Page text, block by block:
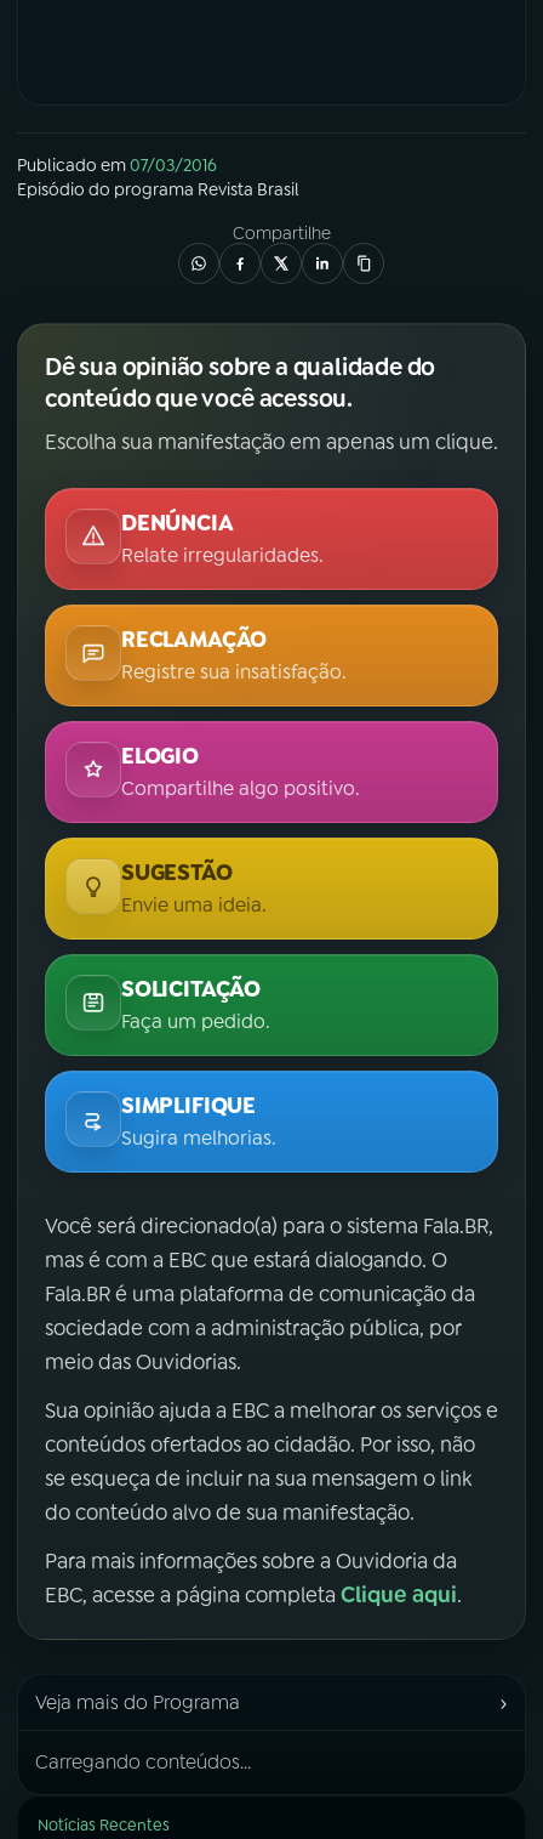
Publicado em07/03/2016
Episódio do programa Revista Brasil
Compartilhe
Dê sua opinião sobre a qualidade do
conteúdo que você acessou.
Escolha sua manifestação em apenas um clique.
DENÚNCIA
Relate irregularidades.
RECLAMAÇÃO
Registre sua insatisfação.
ELOGIO
Compartilhe algo positivo.
SUGESTÃO
Envie uma ideia.
SOLICITAÇÃO
Faça um pedido.
SIMPLIFIQUE
Sugira melhorias.
Você será direcionado(a) para o sistema Fala.BR,
mas é com a EBC que estará dialogando. O
Fala.BR é uma plataforma de comunicação da
sociedade com a administração pública, por
meio das Ouvidorias.
Sua opinião ajuda a EBC a melhorar os serviços e
conteúdos ofertados ao cidadão. Por isso, não
se esqueça de incluir na sua mensagem o link
do conteúdo alvo de sua manifestação.
Para mais informações sobre a Ouvidoria da
EBC, acesse a página completa Clique aqui.
Veja mais do Programa ›
Carregando conteúdos...
Notícias Recentes